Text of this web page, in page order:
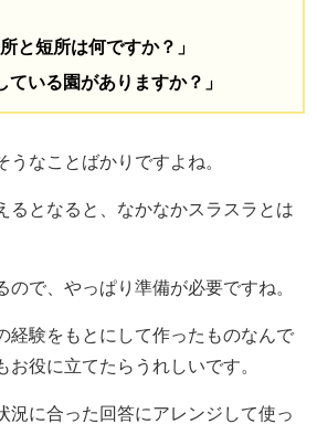
と短所は何ですか？」
ている園がありますか？」
うなことばかりですよね。
るとなると、なかなかスラスラとは
ので、やっぱり準備が必要ですね。
経験をもとにして作ったものなんで
お役に立てたらうれしいです。
況に合った回答にアレンジして使っ